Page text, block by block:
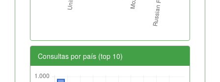
Consultas por país (top 10)